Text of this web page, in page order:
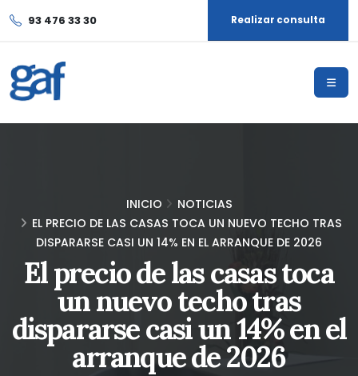
93 476 33 30 Realizar consulta
INICIO
NOTICIAS
EL PRECIO DE LAS CASAS TOCA UN NUEVO TECHO TRAS
DISPARARSE CASI UN 14% EN EL ARRANQUE DE 2026
El precio de las casas toca
un nuevo techo tras
dispararse casi un 14% en el
arranque de 2026